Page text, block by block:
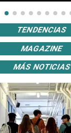
TENDENCIAS
MAGAZINE
MÁS NOTICIAS